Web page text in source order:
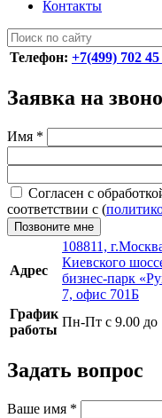
Контакты
Телефон: +7(499) 702 45
Заявка на
Имя *
Согласен с
соответствии с (
Позвоните мне
Адрес
108811,
Киевского
бизнес-парк
7, офис 701Б
График
работы
Пн-Пт с 9.00 до
Задать вопрос
Ваше имя *